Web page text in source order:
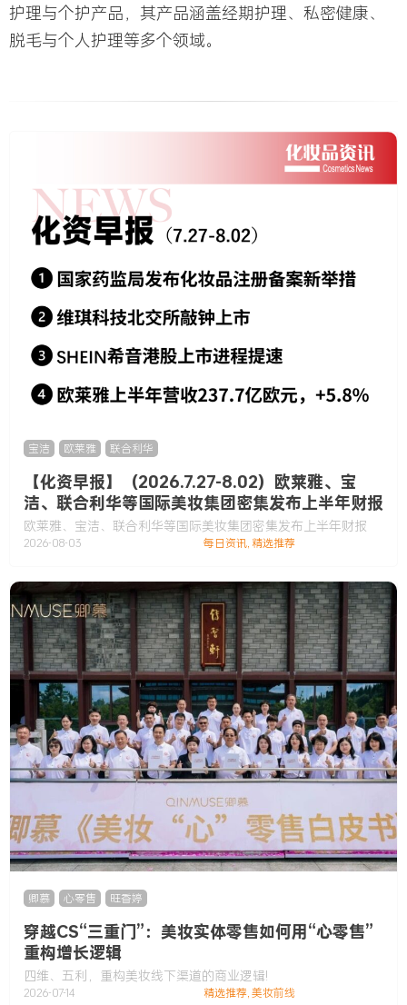
护理与个护产品，其产品涵盖经期护理、私密健康、
脱毛与个人护理等多个领域。
宝洁 欧莱雅 联合利华
【化资早报】（2026.7.27-8.02）欧莱雅、宝
洁、联合利华等国际美妆集团密集发布上半年财报
欧莱雅、宝洁、联合利华等国际美妆集团密集发布上半年财报
2026-08-03 每日资讯,精选推荐
卿慕 心零售 旺香婷
穿越CS“三重门”：美妆实体零售如何用“心零售”
重构增长逻辑
四维、五利，重构美妆线下渠道的商业逻辑!
2026-07-14 精选推荐,美妆前线